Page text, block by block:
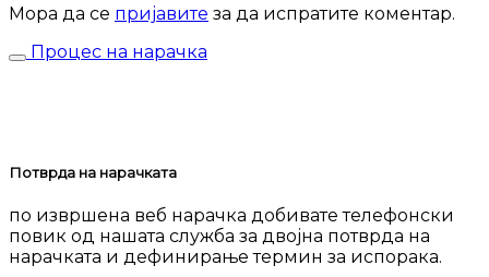
Мора да се пријавите за да испратите коментар.
Процес на нарачка
Потврда на нарачката
по извршена веб нарачка добивате телефонски
повик од нашата служба за двојна потврда на
нарачката и дефинирање термин за испорака.